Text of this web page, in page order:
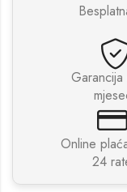
Online
24